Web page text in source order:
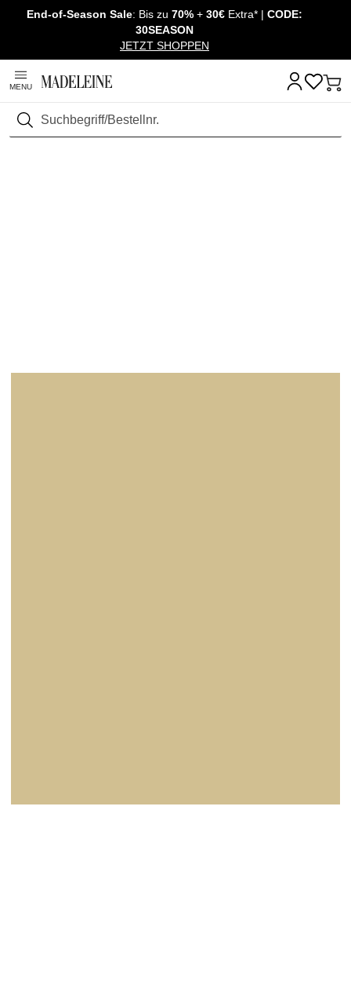
Überspringe Navigation, direkt zum Content
End-of-Season Sale: Bis zu 70% + 30€ Extra* | CODE:
30SEASON
JETZT SHOPPEN
MENU
Suchen